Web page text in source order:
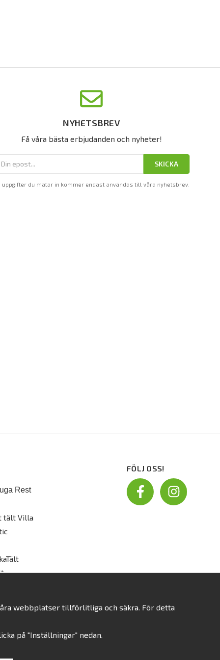
NYHETSBREV
Få våra bästa erbjudanden och nyheter!
SKICKA
uppgifter du matar in kommer endast användas till våra nyhetsbrev.
Rest
tält Villa
FÖLJ OSS!
webbplatser tillförlitliga och säkra. För detta
på "Inställningar" nedan.